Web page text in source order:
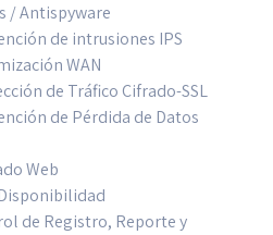
/ Antispyware
de intrusiones IPS
WAN
de Tráfico Cifrado-SSL
de Pérdida de Datos
Web
de Registro, Reporte y